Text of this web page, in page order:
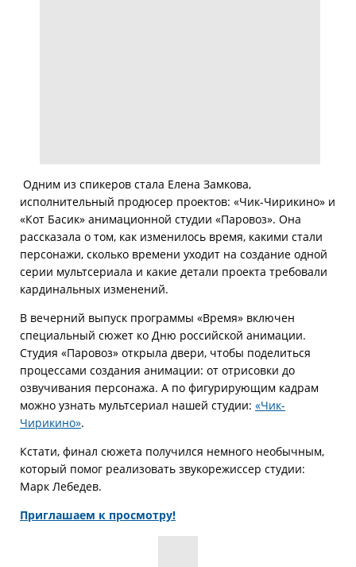
Одним из спикеров стала Елена Замкова,
исполнительный продюсер проектов: «Чик-Чирикино» и
«Кот Басик» анимационной студии «Паровоз». Она
рассказала о том, как изменилось время, какими стали
персонажи, сколько времени уходит на создание одной
серии мультсериала и какие детали проекта требовали
кардинальных изменений.
В вечерний выпуск программы «Время» включен
специальный сюжет ко Дню российской анимации.
Студия «Паровоз» открыла двери, чтобы поделиться
процессами создания анимации: от отрисовки до
озвучивания персонажа. А по фигурирующим кадрам
можно узнать мультсериал нашей студии: «Чик-
Чирикино».
Кстати, финал сюжета получился немного необычным,
который помог реализовать звукорежиссер студии:
Марк Лебедев.
Приглашаем к просмотру!